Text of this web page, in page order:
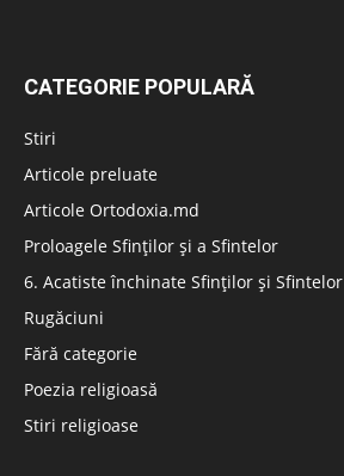
CATEGORIE POPULARĂ
Stiri
Articole preluate
Articole Ortodoxia.md
Proloagele Sfinților și a Sfintelor
6. Acatiste închinate Sfinților și Sfintelor
Rugăciuni
Fără categorie
Poezia religioasă
Stiri religioase